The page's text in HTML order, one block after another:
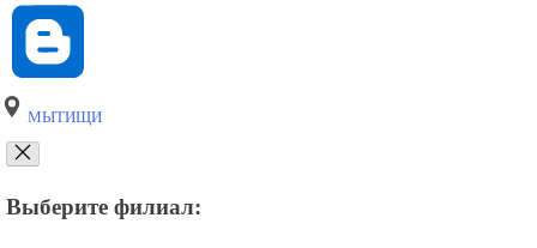
МЫТИЩИ
Выберите филиал: